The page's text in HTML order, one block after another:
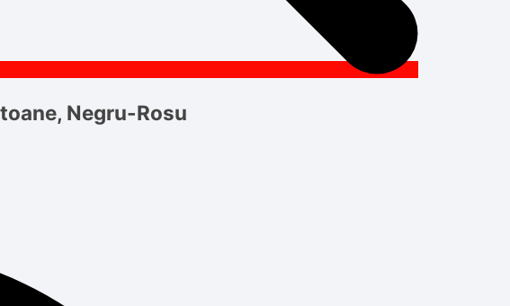
Negru-Rosu